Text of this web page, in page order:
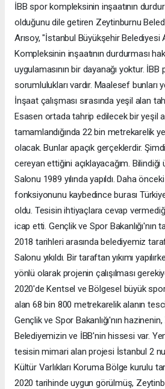
İBB spor kompleksinin inşaatının
olduğunu dile getiren Zeytinburnu
Arısoy, "İstanbul Büyükşehir Belediyesi
Kompleksinin inşaatının durdurması
uygulamasının bir dayanağı yoktur.
sorumlulukları vardır. Maalesef bunları
İnşaat çalışması sırasında yeşil alan
Esasen ortada tahrip edilecek bir yeşil
tamamlandığında 22 bin metrekarelik
olacak. Bunlar apaçık gerçeklerdir.
cereyan ettiğini açıklayacağım.
Salonu 1989 yılında yapıldı. Daha
fonksiyonunu kaybedince burası
oldu. Tesisin ihtiyaçlara cevap vermediği
icap etti. Gençlik ve Spor Bakanlığı'nın
2018 tarihleri arasında belediyemiz
Salonu yıkıldı. Bir taraftan yıkımı
yönlü olarak projenin çalışılması
2020'de Kentsel ve Bölgesel büyük spor
alan 68 bin 800 metrekarelik alanın
Gençlik ve Spor Bakanlığı'nın
Belediyemizin ve İBB'nin hissesi var.
tesisin mimari alan projesi İstanbul 2
Kültür Varlıkları Koruma Bölge kurulu
2020 tarihinde uygun görülmüş,